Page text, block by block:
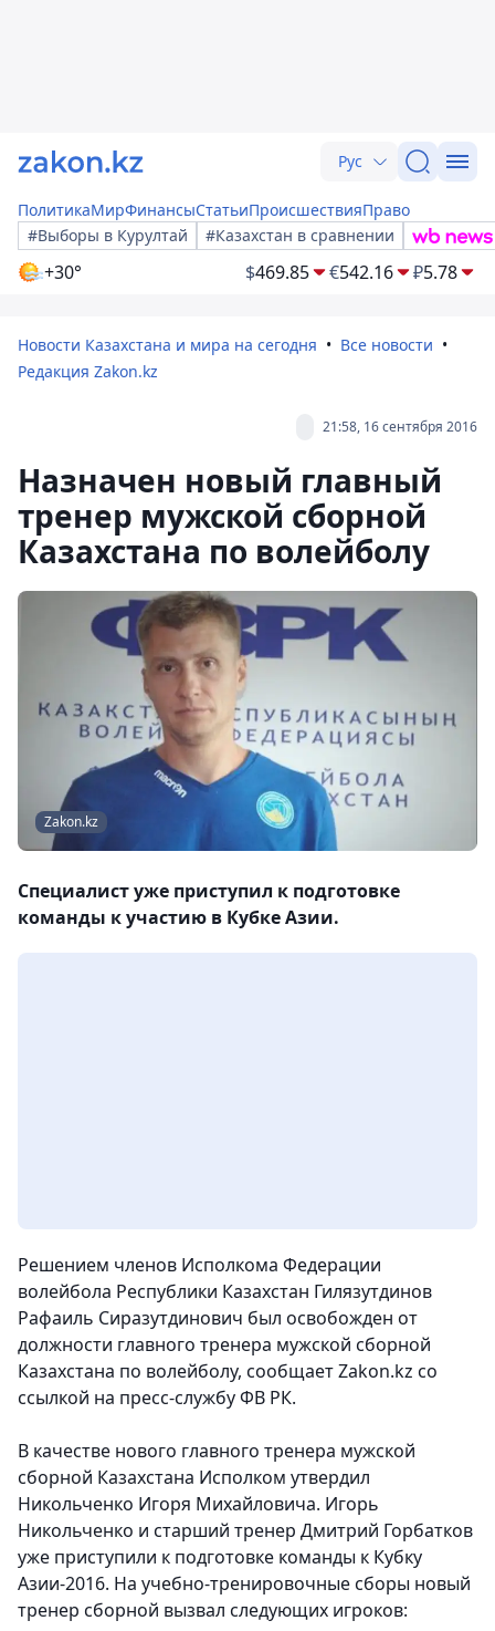
Рус
ПолитикаМирФинансыСтатьиПроисшествияПраво
#Выборы в Курултай
#Казахстан в сравнении
+30° $469.85 €542.16 ₽5.78
Новости Казахстана и мира на сегодня
Все новости
Редакция Zakon.kz
21:58, 16 сентября 2016
Назначен новый главный
тренер мужской сборной
Казахстана по волейболу
Zakon.kz
Специалист уже приступил к подготовке
команды к участию в Кубке Азии.
Решением членов Исполкома Федерации
волейбола Республики Казахстан Гилязутдинов
Рафаиль Сиразутдинович был освобожден от
должности главного тренера мужской сборной
Казахстана по волейболу, сообщает Zakon.kz со
ссылкой на преcc-cлужбу ФВ РК.
В качестве нового главного тренера мужской
сборной Казахстана Исполком утвердил
Никольченко Игоря Михайловича. Игорь
Никольченко и старший тренер Дмитрий Горбатков
уже приступили к подготовке команды к Кубку
Азии-2016. На учебно-тренировочные сборы новый
тренер сборной вызвал следующих игроков: